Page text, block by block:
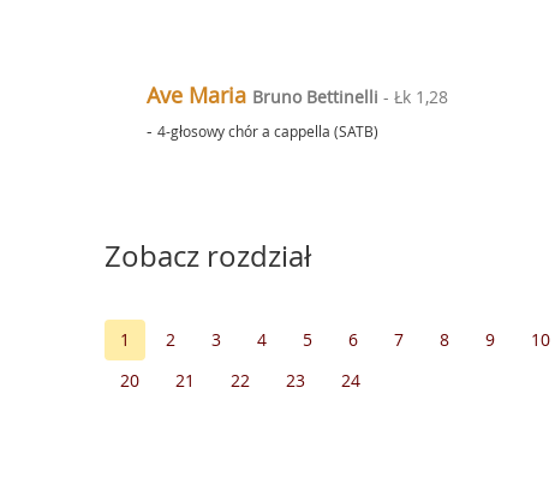
Ave Maria Bruno Bettinelli - Łk 1,28
- 4-głosowy chór a cappella (SATB)
Zobacz rozdział
1 2 3 4 5 6 7 8 9 10
20
21 22 23 24